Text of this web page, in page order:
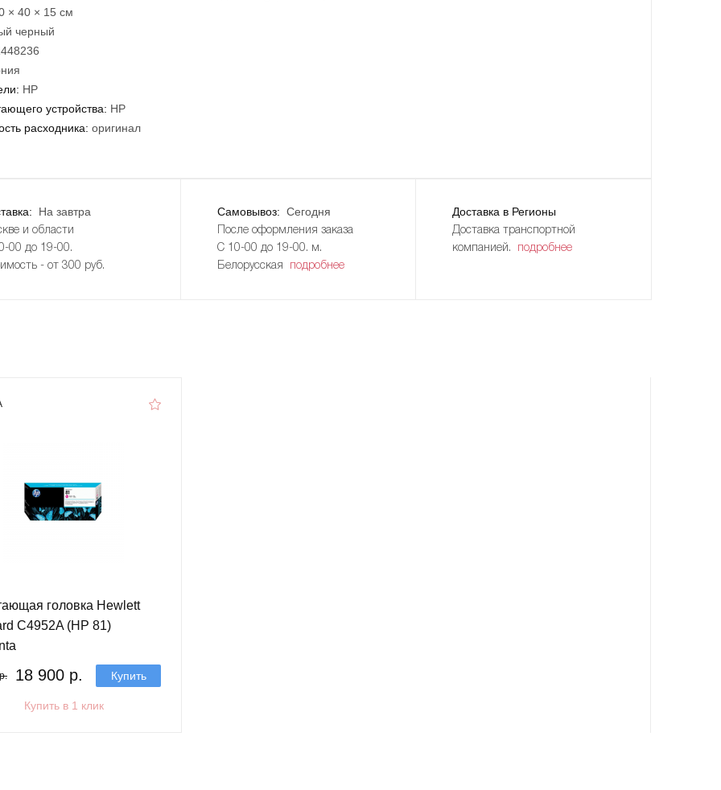
× 40 × 15 см
черный
HP
устройства: HP
расходника: оригинал
На завтра
и области
00 до 19-00.
- от 300 руб.
Самовывоз: Сегодня
После оформления заказа
С 10-00 до 19-00. м.
Белорусская
подробнее
Доставка в Регионы
Доставка транспортной
компанией. подробнее
головка Hewlett
C4952A (HP 81)
18 900 р. Купить
Купить в 1 клик